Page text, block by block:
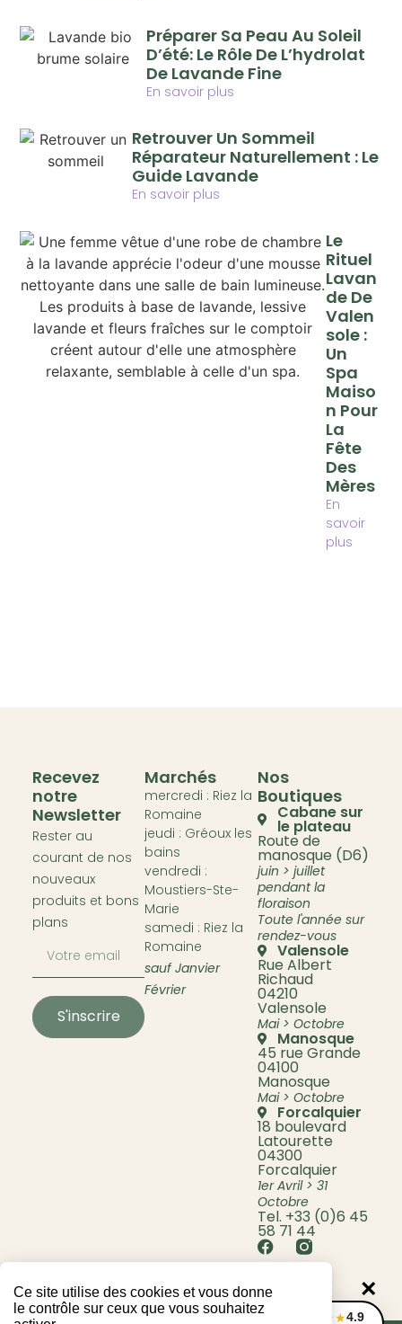
Préparer Sa Peau Au Soleil
D’été: Le Rôle De L’hydrolat
De Lavande Fine
En savoir plus
Retrouver Un Sommeil
Réparateur Naturellement : Le
Guide Lavande
En savoir plus
Le
Rituel
Lavan
De De
Valen
Sole :
Un
Spa
Maiso
N Pour
La
Fête
Des
Mères
En
savoir
plus
Recevez
notre
Newsletter
Rester au
courant de nos
nouveaux
produits et bons
plans
S'inscrire
Marchés
mercredi : Riez la
Romaine
jeudi : Gréoux les
bains
vendredi :
Moustiers-Ste-
Marie
samedi : Riez la
Romaine
sauf Janvier
Février
Nos
Boutiques
Cabane sur
le plateau
Route de
manosque (D6)
juin > juillet
pendant la
floraison
Toute l'année sur
rendez-vous
Valensole
Rue Albert
Richaud
04210
Valensole
Mai > Octobre
Manosque
45 rue Grande
04100
Manosque
Mai > Octobre
Forcalquier
18 boulevard
Latourette
04300
Forcalquier
1er Avril > 31
Octobre
Tel. +33 (0)6 45
58 71 44
★★★★★4.9
×
Ce site utilise des cookies et vous donne
le contrôle sur ceux que vous souhaitez